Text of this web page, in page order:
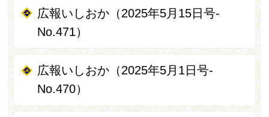
広報いしおか（2025年5月15日号-
No.471）
広報いしおか（2025年5月1日号-
No.470）